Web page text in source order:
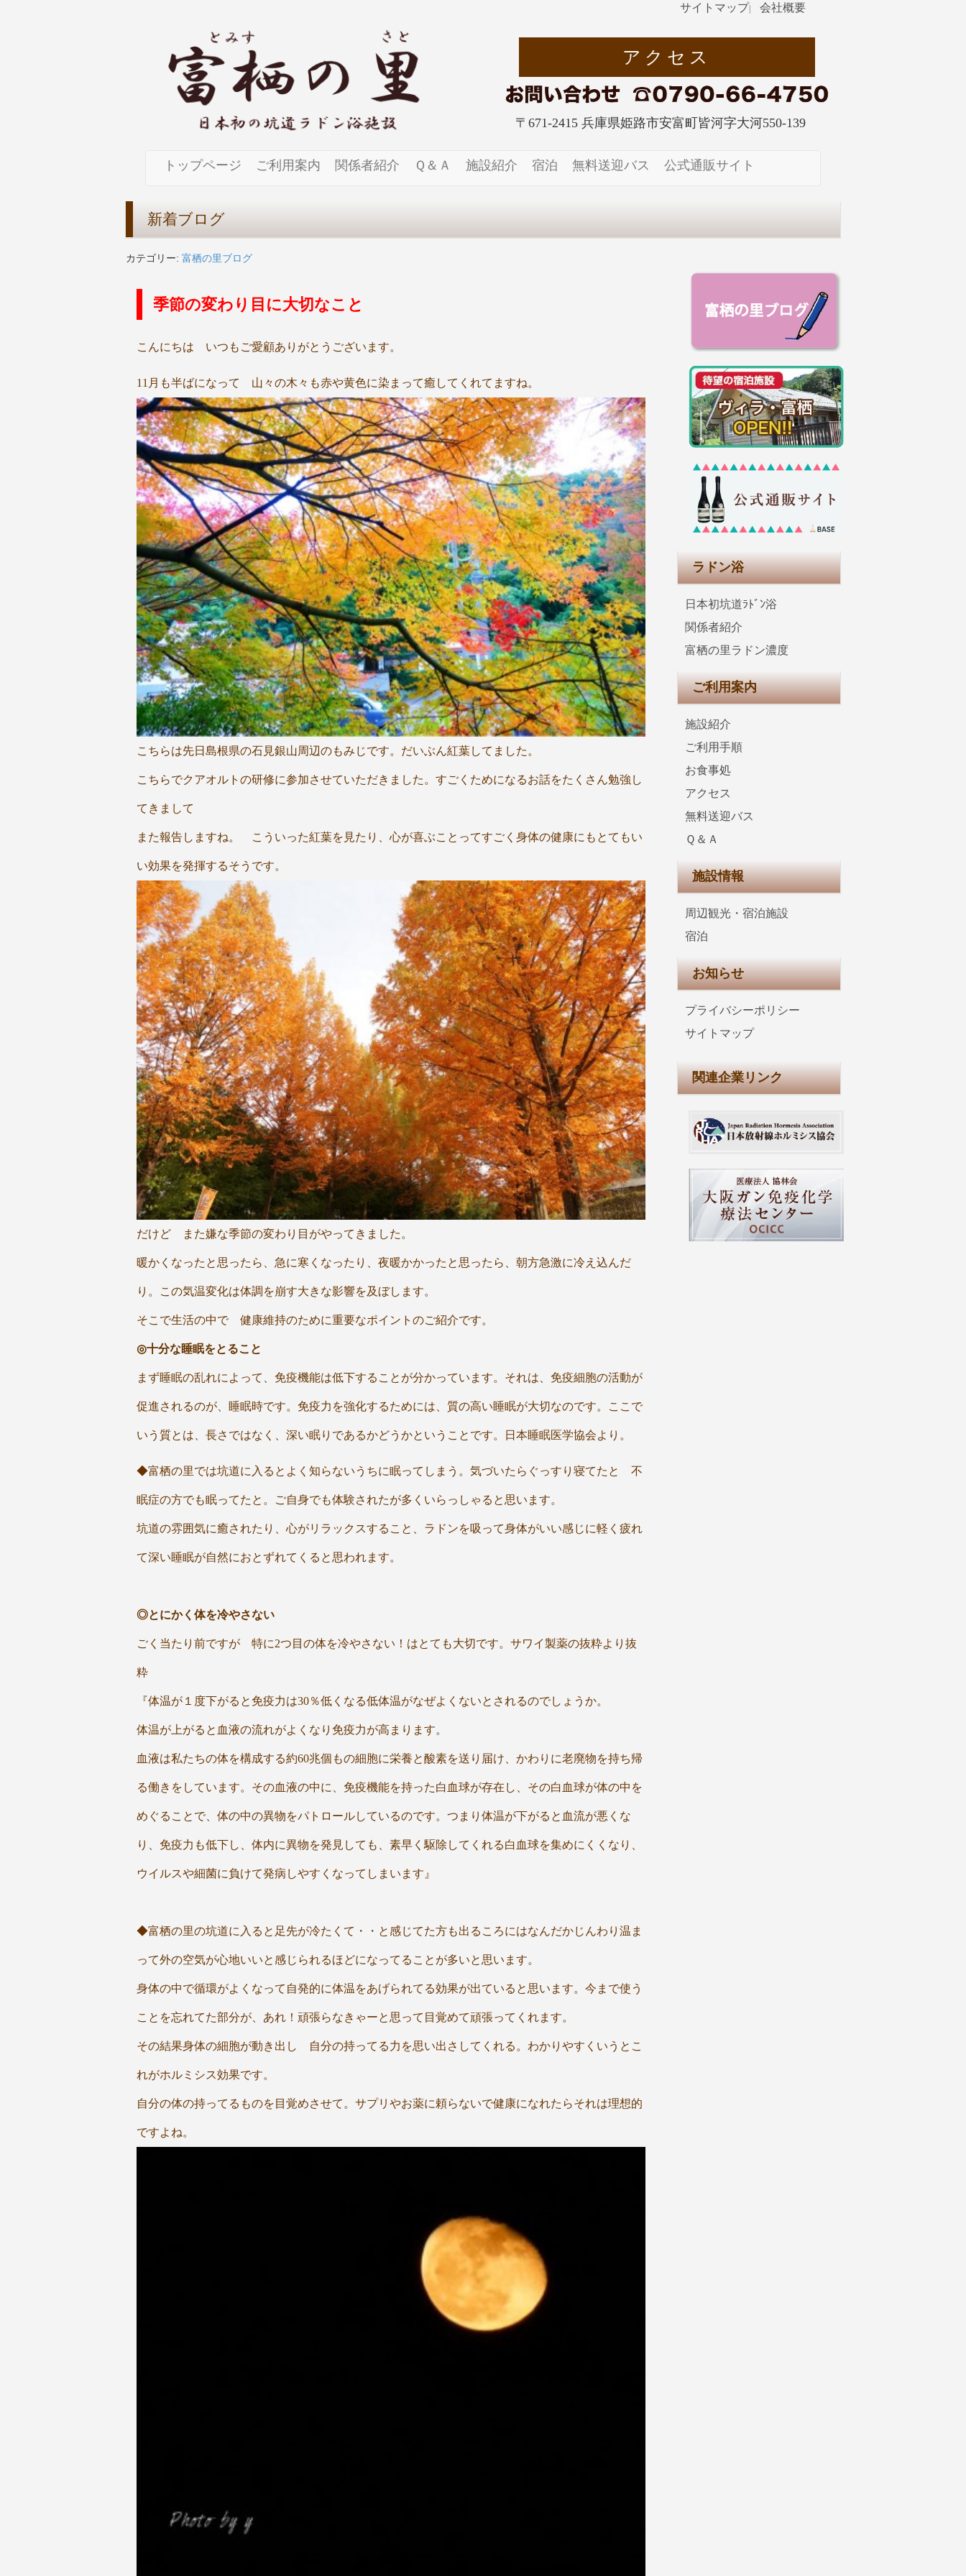
サイトマップ 会社概要
アクセス
〒671-2415 兵庫県姫路市安富町皆河字大河550-139
トップページ ご利用案内 関係者紹介 Ｑ＆Ａ 施設紹介 宿泊 無料送迎バス 公式通販サイト
新着ブログ
カテゴリー: 富栖の里ブログ
季節の変わり目に大切なこと
こんにちは いつもご愛顧ありがとうございます。
11月も半ばになって 山々の木々も赤や黄色に染まって癒してくれてますね。
こちらは先日島根県の石見銀山周辺のもみじです。だいぶん紅葉してました。
こちらでクアオルトの研修に参加させていただきました。すごくためになるお話をたくさん勉強し
てきまして
また報告しますね。 こういった紅葉を見たり、心が喜ぶことってすごく身体の健康にもとてもい
い効果を発揮するそうです。
だけど また嫌な季節の変わり目がやってきました。
暖かくなったと思ったら、急に寒くなったり、夜暖かかったと思ったら、朝方急激に冷え込んだ
り。この気温変化は体調を崩す大きな影響を及ぼします。
そこで生活の中で 健康維持のために重要なポイントのご紹介です。
◎十分な睡眠をとること
まず睡眠の乱れによって、免疫機能は低下することが分かっています。それは、免疫細胞の活動が
促進されるのが、睡眠時です。免疫力を強化するためには、質の高い睡眠が大切なのです。ここで
いう質とは、長さではなく、深い眠りであるかどうかということです。日本睡眠医学協会より。
◆富栖の里では坑道に入るとよく知らないうちに眠ってしまう。気づいたらぐっすり寝てたと 不
眠症の方でも眠ってたと。ご自身でも体験されたが多くいらっしゃると思います。
坑道の雰囲気に癒されたり、心がリラックスすること、ラドンを吸って身体がいい感じに軽く疲れ
て深い睡眠が自然におとずれてくると思われます。
◎とにかく体を冷やさない
ごく当たり前ですが 特に2つ目の体を冷やさない！はとても大切です。サワイ製薬の抜粋より抜
粋
『体温が１度下がると免疫力は30％低くなる低体温がなぜよくないとされるのでしょうか。
体温が上がると血液の流れがよくなり免疫力が高まります。
血液は私たちの体を構成する約60兆個もの細胞に栄養と酸素を送り届け、かわりに老廃物を持ち帰
る働きをしています。その血液の中に、免疫機能を持った白血球が存在し、その白血球が体の中を
めぐることで、体の中の異物をパトロールしているのです。つまり体温が下がると血流が悪くな
り、免疫力も低下し、体内に異物を発見しても、素早く駆除してくれる白血球を集めにくくなり、
ウイルスや細菌に負けて発病しやすくなってしまいます』
◆富栖の里の坑道に入ると足先が冷たくて・・と感じてた方も出るころにはなんだかじんわり温ま
って外の空気が心地いいと感じられるほどになってることが多いと思います。
身体の中で循環がよくなって自発的に体温をあげられてる効果が出ていると思います。今まで使う
ことを忘れてた部分が、あれ！頑張らなきゃーと思って目覚めて頑張ってくれます。
その結果身体の細胞が動き出し 自分の持ってる力を思い出さしてくれる。わかりやすくいうとこ
れがホルミシス効果です。
自分の体の持ってるものを目覚めさせて。サプリやお薬に頼らないで健康になれたらそれは理想的
ですよね。
ラドン浴
日本初坑道ﾗﾄﾞﾝ浴
関係者紹介
富栖の里ラドン濃度
ご利用案内
施設紹介
ご利用手順
お食事処
アクセス
無料送迎バス
Ｑ＆Ａ
施設情報
周辺観光・宿泊施設
宿泊
お知らせ
プライバシーポリシー
サイトマップ
関連企業リンク